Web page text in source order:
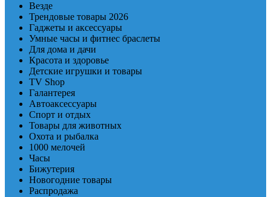
Везде
Трендовые товары 2026
Гаджеты и аксессуары
Умные часы и фитнес браслеты
Для дома и дачи
Красота и здоровье
Детские игрушки и товары
TV Shop
Галантерея
Автоаксессуары
Спорт и отдых
Товары для животных
Охота и рыбалка
1000 мелочей
Часы
Бижутерия
Новогодние товары
Распродажа